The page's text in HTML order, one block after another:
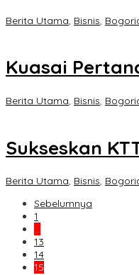
Berita Utama, Bisnis,
Kuasai
Berita Utama, Bisnis,
Sukseskan
Berita Utama, Bisnis,
Sebelumnya
1
…
13
14
15